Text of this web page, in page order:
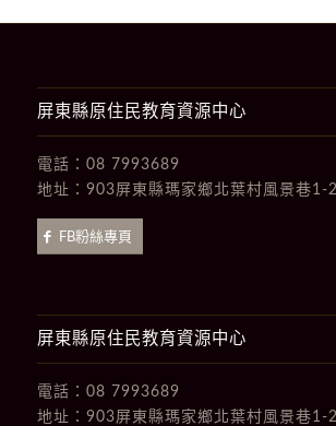
屏東縣原住民教育資源中心
電話： 08 7993689
地址： 903屏東縣瑪家鄉北葉村風景巷1-
FB粉絲專頁
屏東縣原住民教育資源中心
電話： 08 7993689
地址： 903屏東縣瑪家鄉北葉村風景巷1-